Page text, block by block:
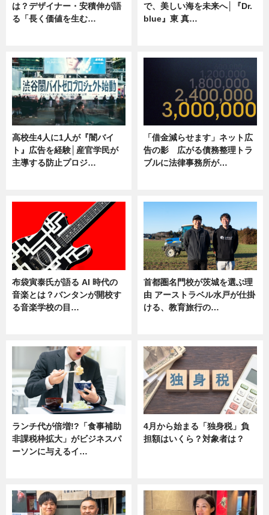
は？デザイナー・安積伸が語
る「長く価値を生む…
で、美しい海を未来へ│『Dr.
blue』東 真…
高校生4人に1人が『闇バイ
ト』広告を経験│産官学民が
主導する防止プロジ…
「借金減らせます」ネット広
告の影 広がる債務整理トラ
ブルに法律事務所が…
布袋寅泰氏が語る AI 時代の
音楽とは？バンタンが開校す
る音楽学校の目…
首都圏名門校が茨城を選ぶ理
由 アーストラベル水戸が仕掛
ける、教育旅行の…
ランチ代が倍増!?「食事補助
非課税枠拡大」がビジネスパ
ーソンに与えるイ…
4月から始まる「独身税」負
担額はいくら？対象者は？